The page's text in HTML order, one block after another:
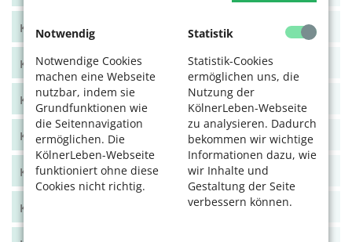
Notwendig
Notwendige Cookies
machen eine Webseite
nutzbar, indem sie
Grundfunktionen wie
die Seitennavigation
ermöglichen. Die
KölnerLeben-Webseite
funktioniert ohne diese
Cookies nicht richtig.
Statistik
Statistik-Cookies
ermöglichen uns, die
Nutzung der
KölnerLeben-Webseite
zu analysieren. Dadurch
bekommen wir wichtige
Informationen dazu, wie
wir Inhalte und
Gestaltung der Seite
verbessern können.
KölnerLeben Dez 20/Jan 21
KölnerLeben Okt/Nov 2020
KölnerLeben Aug/Sept 2020
KölnerLeben Juni/Juli 2020
KölnerLeben April/Mai 2020
KölnerLeben Feb/März 2020